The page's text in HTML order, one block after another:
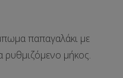
παπαγαλάκι με
ρυθμιζόμενο μήκος.